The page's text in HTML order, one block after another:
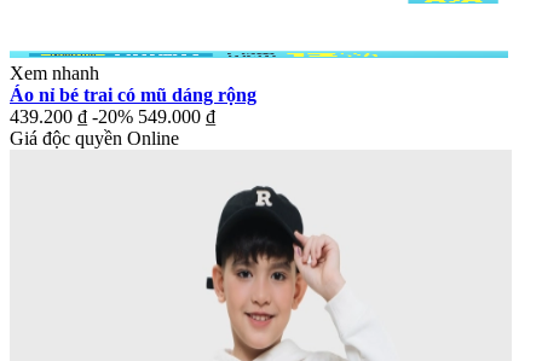
Xem nhanh
Áo nỉ bé trai có mũ dáng rộng
439.200 ₫ -20% 549.000 ₫
Giá độc quyền Online